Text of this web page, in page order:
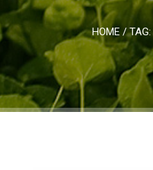
HOME / TAG: